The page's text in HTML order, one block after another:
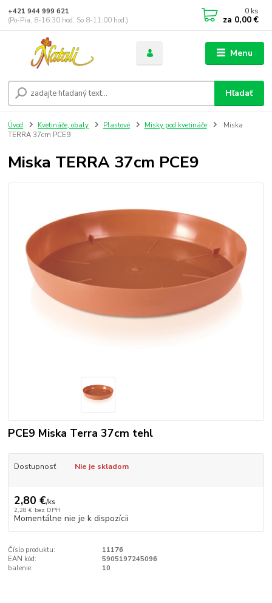
Menu
Hľadať
+421 944 999 621
(Po-Pia, 8-16:30 hod. So 8-11:00 hod.)
0 ks
za 0,00 €
Úvod Kvetináče, obaly Plastové Misky pod kvetináče
Miska
TERRA 37cm PCE9
Miska TERRA 37cm PCE9
PCE9 Miska Terra 37cm tehl
Dostupnosť Nie je skladom
2,80 €/ks
2,28 € bez DPH
Momentálne nie je k dispozícii
Číslo produktu:
11176
EAN kód:
5905197245096
balenie:
10